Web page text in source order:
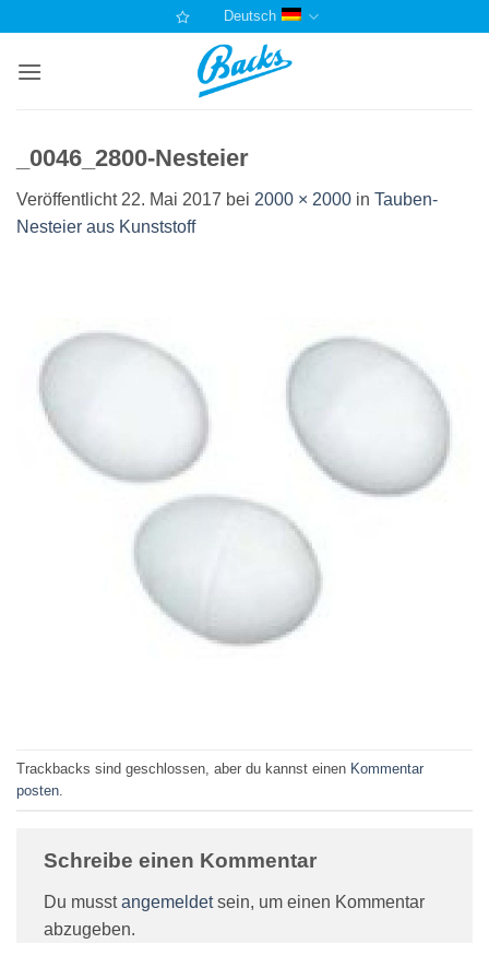
springen
Deutsch
_0046_2800-Nesteier
Veröffentlicht 22. Mai 2017 bei 2000 × 2000 in Tauben-
Nesteier aus Kunststoff
Trackbacks sind geschlossen, aber du kannst einen Kommentar
posten
Schreibe einen Kommentar
Du musstangemeldetsein, um einen Kommentar
abzugeben.